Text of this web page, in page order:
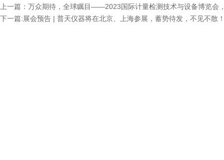
上一篇：万众期待，全球瞩目——2023国际计量检测技术与设备博览会
下一篇:展会预告 | 普天仪器将在北京、上海参展，蓄势待发，不见不散